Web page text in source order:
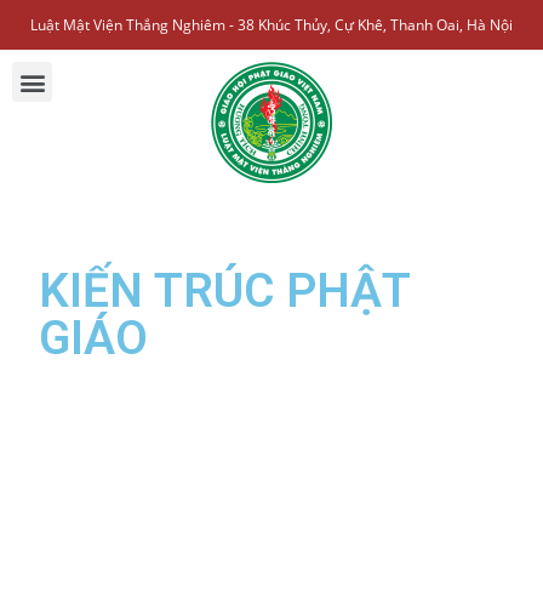
Luật Mật Viện Thắng Nghiêm - 38 Khúc Thủy, Cự Khê, Thanh Oai, Hà Nội
KIẾN TRÚC PHẬT
GIÁO